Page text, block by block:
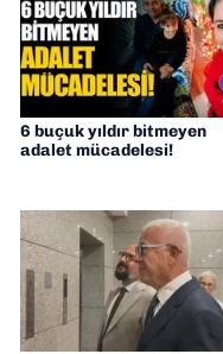
6 buçuk yıldır bitmeyen
adalet mücadelesi!